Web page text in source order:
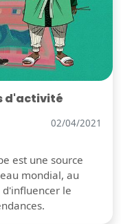
d'activité
02/04/2021
est une source
mondial, au
d'influencer le